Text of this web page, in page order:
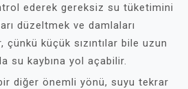
ederek gereksiz su tüketimini
düzeltmek ve damlaları
küçük sızıntılar bile uzun
su kaybına yol açabilir.
bir diğer önemli yönü, suyu tekrar